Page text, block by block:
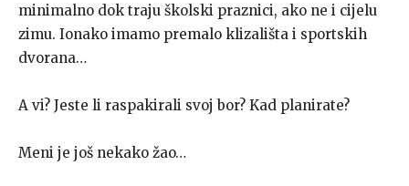
minimalno dok traju školski praznici, ako ne i cijelu
zimu. Ionako imamo premalo klizališta i sportskih
dvorana…
A vi? Jeste li raspakirali svoj bor? Kad planirate?
Meni je još nekako žao…